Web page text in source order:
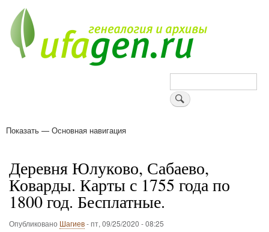
основному
содержанию
Поиск
Основная
Показать — Основная навигация
Деревня Юлуково, Сабаево,
Коварды. Карты с 1755 года по
1800 год. Бесплатные.
Опубликовано Шагиев-пт, 09/25/2020 - 08:25